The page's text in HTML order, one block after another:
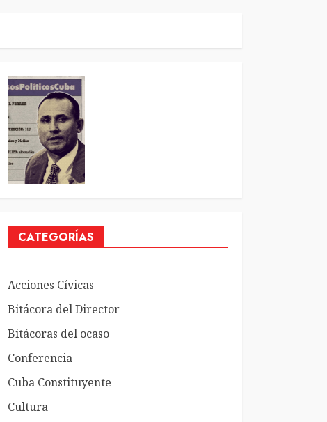
CATEGORÍAS
Acciones Cívicas
Bitácora del Director
Bitácoras del ocaso
Conferencia
Cuba Constituyente
Cultura